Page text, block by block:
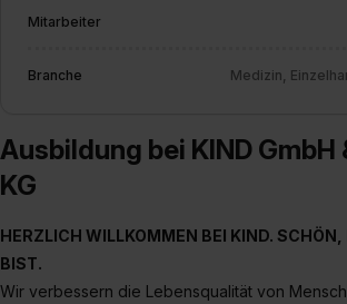
Mitarbeiter
Branche Medizin,
Ausbildung bei KIND GmbH
KG
HERZLICH WILLKOMMEN BEI KIND. SCHÖN,
BIST.
Wir verbessern die Lebensqualität von